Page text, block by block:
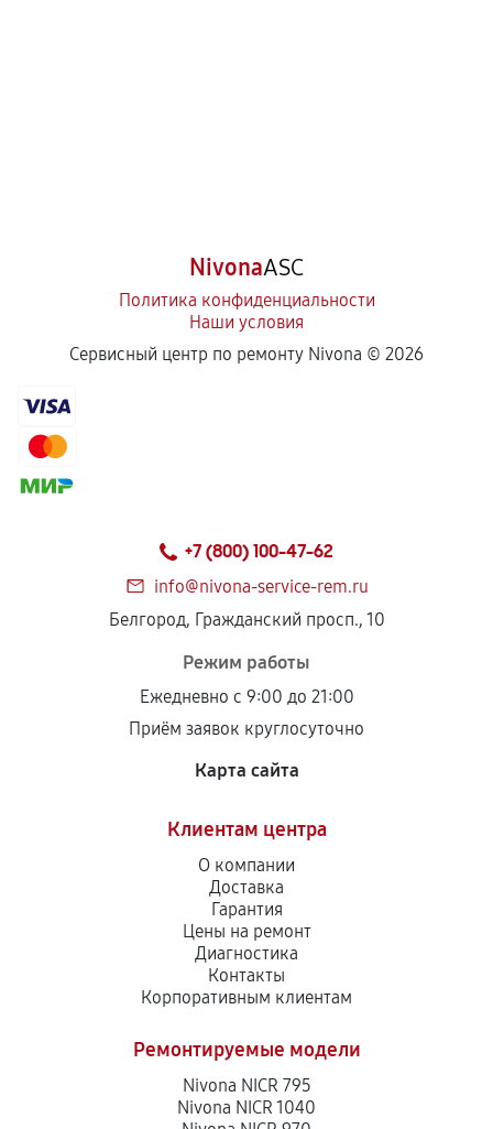
NivonaASC
Политика конфиденциальности
Наши условия
Сервисный центр по ремонту Nivona © 2026
+7 (800) 100-47-62
info@nivona-service-rem.ru
Белгород, Гражданский просп., 10
Режим работы
Ежедневно с 9:00 до 21:00
Приём заявок круглосуточно
Карта сайта
Клиентам центра
О компании
Доставка
Гарантия
Цены на ремонт
Диагностика
Контакты
Корпоративным клиентам
Ремонтируемые модели
Nivona NICR 795
Nivona NICR 1040